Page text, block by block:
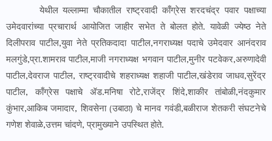
येथील यल्लाम्मा चौकातील राष्ट्रवादी काँग्रेस शरदचंद्र पवार पक्षाच्या
उमेदवारांच्या प्रचारार्थ आयोजित जाहीर सभेत ते बोलत होते. यावेळी ज्येष्ठ नेते
दिलीपराव पाटील,युवा नेते प्रतिकदादा पाटील,नगराध्यक्ष पदाचे उमेदवार आनंदराव
मलगुंडे,प्रा.शामराव पाटील,माजी नगराध्यक्ष भगवान पाटील,मुनीर पटवेकर,अरुणादेवी
पाटील,देवराज पाटील, राष्ट्रवादीचे शहराध्यक्ष शहाजी पाटील,खंडेराव जाधव,सुरेंद्र
पाटील, काँग्रेस पक्षाचे ॲड.मनिषा रोटे,राजेंद्र शिंदे,शाकीर तांबोळी,नंदकुमार
कुंभार,आकिब जमादार, शिवसेना (उबाठा) चे मानव गवंडी,बळीराज शेतकरी संघटनेचे
गणेश शेवाळे,उत्तम चांदणे, प्रामुख्याने उपस्थित होते.